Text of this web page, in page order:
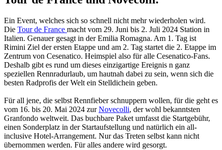
Ein Event, welches sich so schnell nicht mehr wiederholen wird.
Die Tour de France macht vom 29. Juni bis 2. Juli 2024 Station in
Italien. Genauer gesagt in der Emilia Romagna. Am 1. Tag ist
Rimini Ziel der ersten Etappe und am 2. Tag startet die 2. Etappe im
Zentrum von Cesenatico. Heimspiel also für alle Cesenatico-Fans.
Deshalb gibt es rund um dieses einzigartige Ereignis n ganz
speziellen Rennradurlaub, um hautnah dabei zu sein, wenn sich die
besten Radprofis der Welt ein Stelldichein geben.
Für all jene, die selbst Rennfieber schnuppern wollen, für die geht es
vom 16. bis 20. Mai 2024 zurNovecolli, der wohl bekanntsten
Granfondo weltweit. Das buchbare Paket umfasst die Startgebühr,
einen Sonderplatz in der Startaufstellung und natürlich ein all-
inclusive Hotel-Arrangement. Nur das Treten selbst kann nicht
übernommen werden. Für alles andere wird gesorgt.